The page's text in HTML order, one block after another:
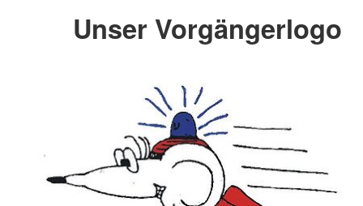
Unser Vorgängerlogo